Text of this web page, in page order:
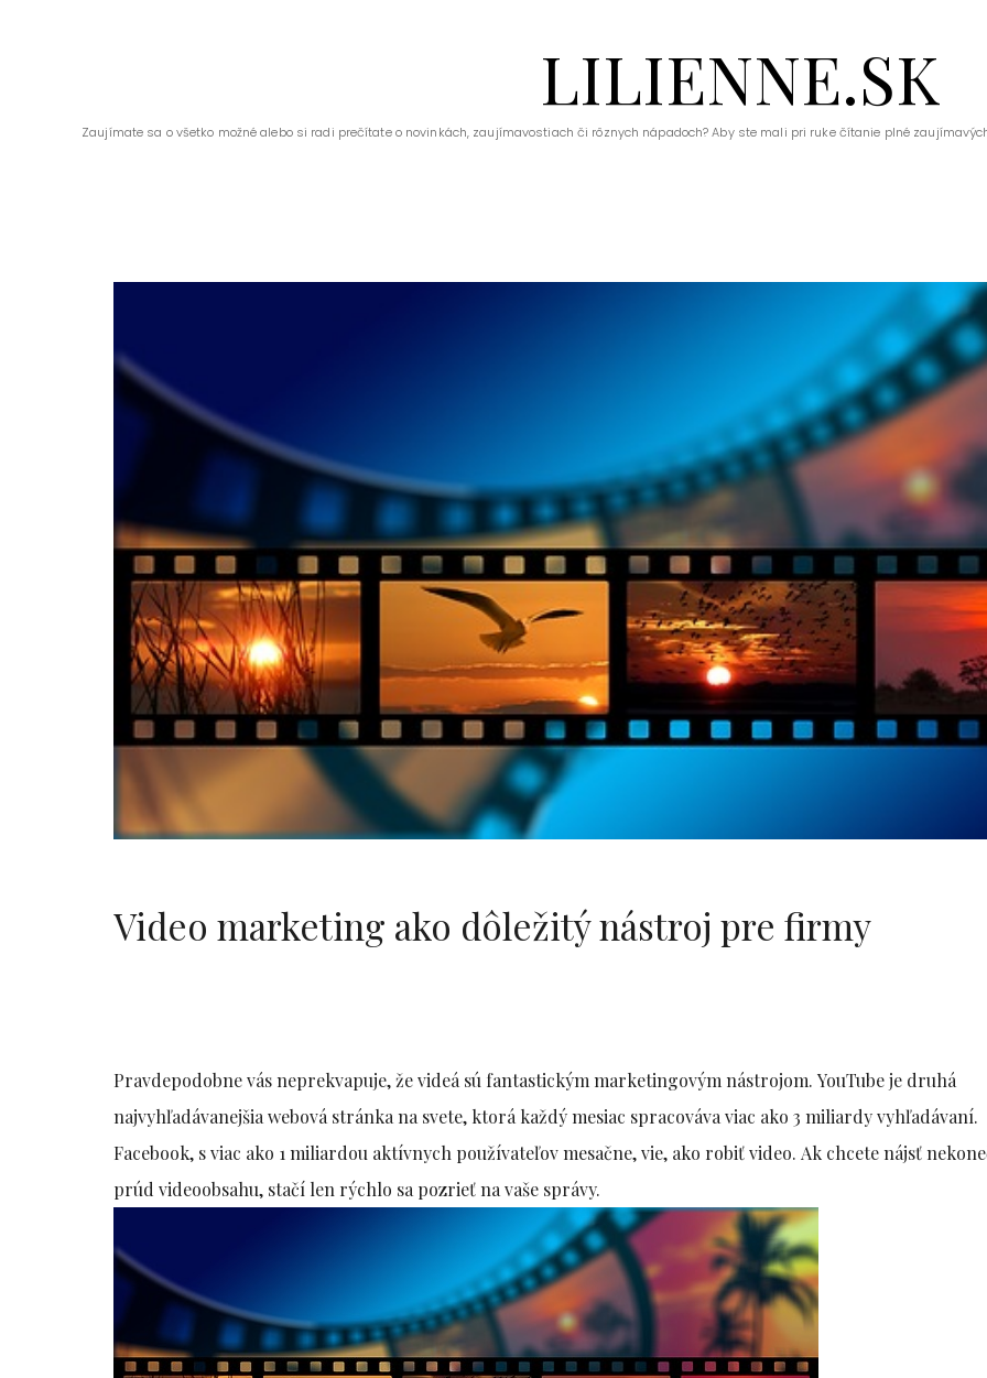
LILIENNE.SK
Zaujímate sa o všetko možné alebo si radi prečítate o novinkách, zaujímavostiach či rôznych nápadoch? Aby ste mali pri ruke čítanie plné
Video marketing ako dôležitý nástroj pre firmy
Pravdepodobne vás neprekvapuje, že videá sú fantastickým marketingovým nástrojom. YouTube je druhá
najvyhľadávanejšia webová stránka na svete, ktorá každý mesiac spracováva viac ako 3 miliardy vyhľadávaní.
Facebook, s viac ako 1 miliardou aktívnych používateľov mesačne, vie, ako robiť video. Ak chcete nájsť
prúd videoobsahu, stačí len rýchlo sa pozrieť na vaše správy.